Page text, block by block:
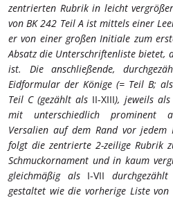
zentrierten Rubrik in leicht
von BK 242 Teil A ist mittels einer
er von einer großen Initiale zum
Absatz die Unterschriftenliste bietet,
ist. Die anschließende,
Eidformular der Könige (= Teil B; als
Teil C (gezählt als II-XIII), jeweils
mit unterschiedlich prominent
Versalien auf dem Rand vor jedem
folgt die zentrierte 2-zeilige Rubrik
Schmuckornament und in kaum
gleichmäßig als I-VII
gestaltet wie die vorherige Liste